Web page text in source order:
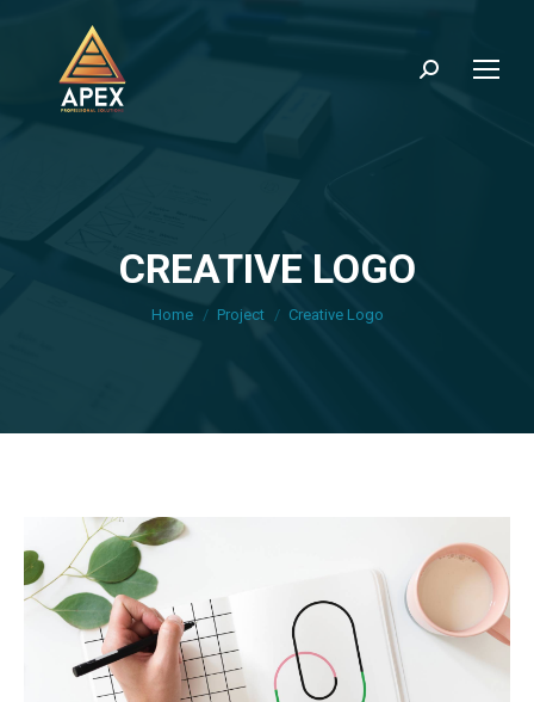
Search:
CREATIVE LOGO
You are here:
Home Project Creative Logo